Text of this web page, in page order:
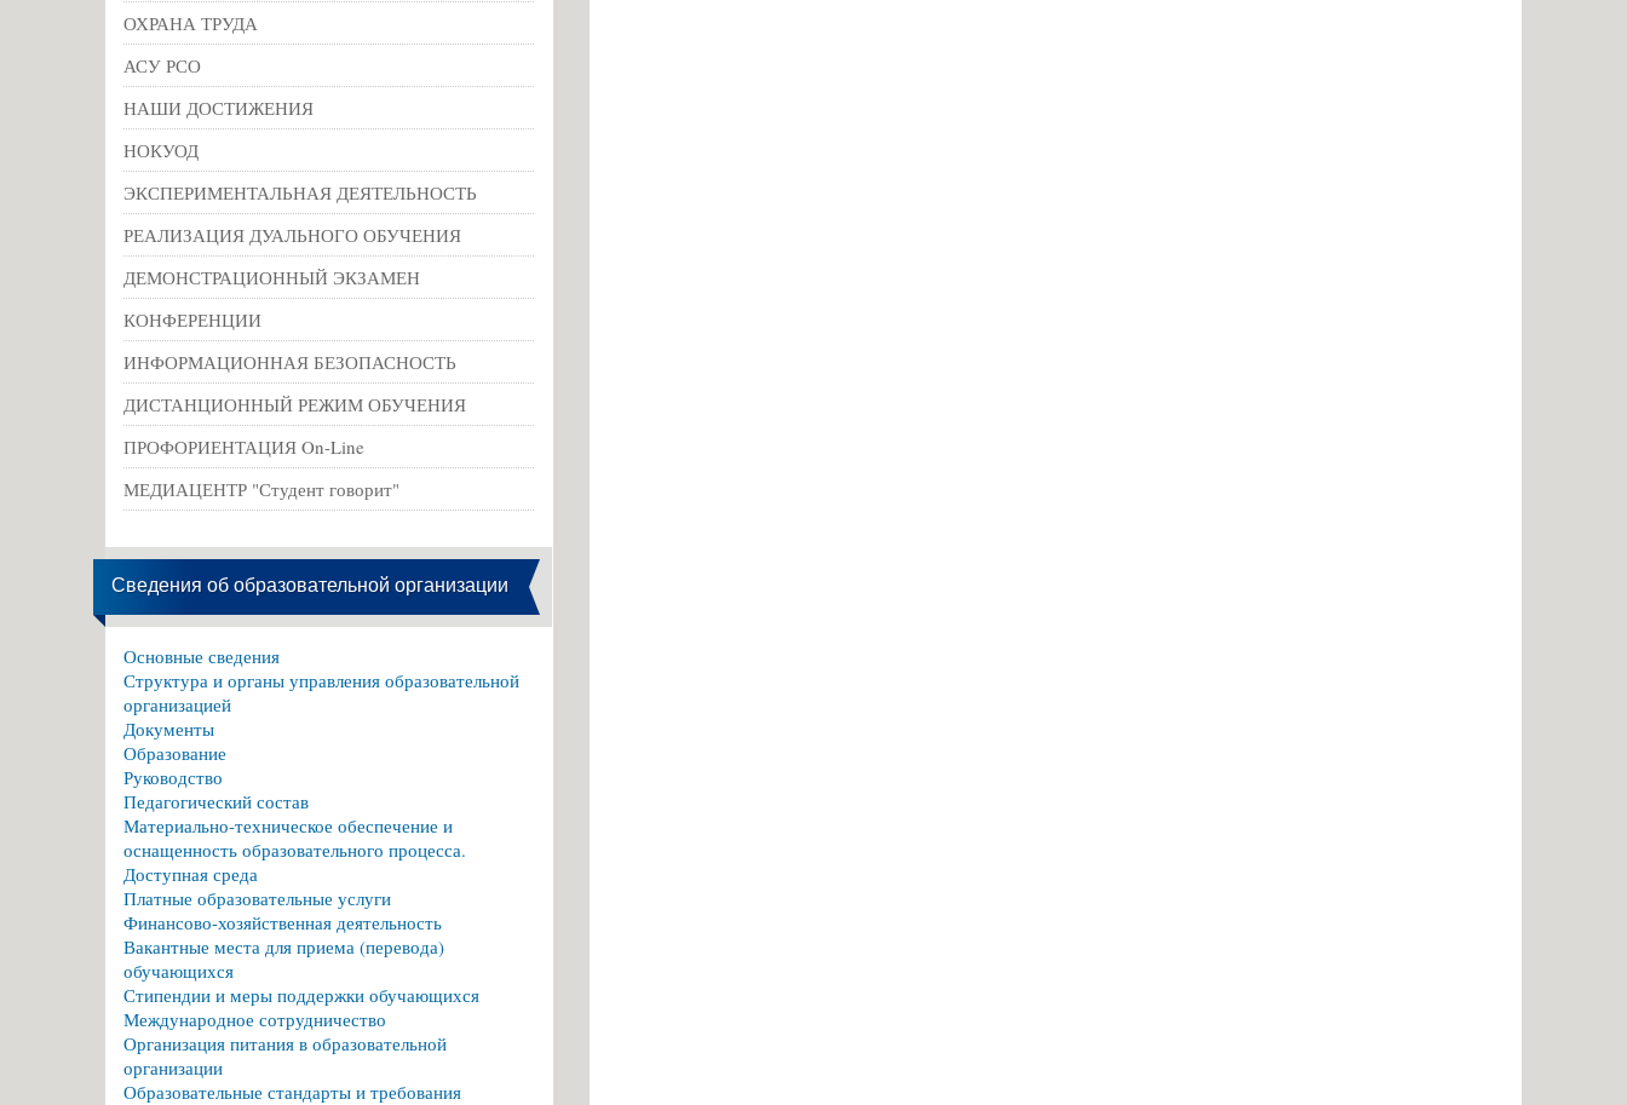
ОХРАНА ТРУДА
АСУ РСО
НАШИ ДОСТИЖЕНИЯ
НОКУОД
ЭКСПЕРИМЕНТАЛЬНАЯ ДЕЯТЕЛЬНОСТЬ
РЕАЛИЗАЦИЯ ДУАЛЬНОГО ОБУЧЕНИЯ
ДЕМОНСТРАЦИОННЫЙ ЭКЗАМЕН
КОНФЕРЕНЦИИ
ИНФОРМАЦИОННАЯ БЕЗОПАСНОСТЬ
ДИСТАНЦИОННЫЙ РЕЖИМ ОБУЧЕНИЯ
ПРОФОРИЕНТАЦИЯ On-Line
МЕДИАЦЕНТР "Студент говорит"
Сведения об образовательной организации
Основные сведения
Структура и органы управления образовательной
организацией
Документы
Образование
Руководство
Педагогический состав
Материально-техническое обеспечение и
оснащенность образовательного процесса.
Доступная среда
Платные образовательные услуги
Финансово-хозяйственная деятельность
Вакантные места для приема (перевода)
обучающихся
Стипендии и меры поддержки обучающихся
Международное сотрудничество
Организация питания в образовательной
организации
Образовательные стандарты и требования